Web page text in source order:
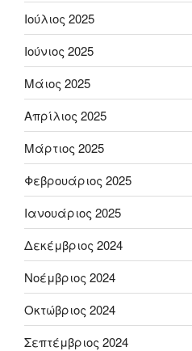
Ιούλιος 2025
Ιούνιος 2025
Μάιος 2025
Απρίλιος 2025
Μάρτιος 2025
Φεβρουάριος 2025
Ιανουάριος 2025
Δεκέμβριος 2024
Νοέμβριος 2024
Οκτώβριος 2024
Σεπτέμβριος 2024